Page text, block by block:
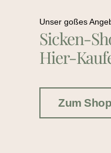
Unser goßes
Sicken-
Hier-
Zum Shop